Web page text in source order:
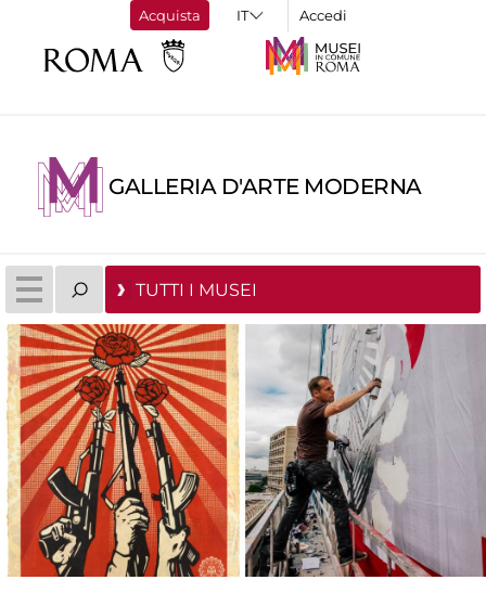
Acquista Accedi
GALLERIA D'ARTE MODERNA
TUTTI I MUSEI